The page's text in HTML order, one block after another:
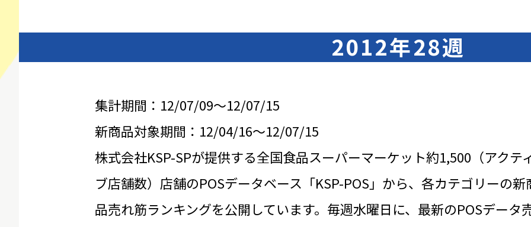
2012年28週
集計期間：12/07/09～12/07/15
新商品対象期間：12/04/16～12/07/15
株式会社KSP-SPが提供する全国食品スーパーマーケット約1,500（アクテ
ブ店舗数）店舗のPOSデータベース「KSP-POS」から、各カテゴリーの新
品売れ筋ランキングを公開しています。毎週水曜日に、最新のPOSデータ